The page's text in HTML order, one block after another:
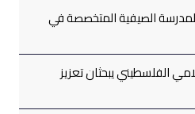
الصيفية المتخصصة في
الفلسطيني يبحثان تعزيز